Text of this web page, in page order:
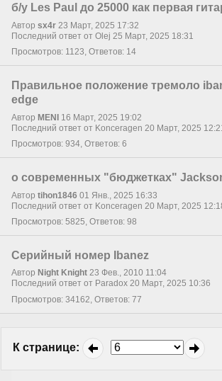
б/у Les Paul до 25000 как первая
Автор sx4r 23 Март, 2025 17:32
Последний ответ от Olej 25 Март, 2025 18:31
Просмотров: 1123, Ответов: 14
Правильное положение тремоло
edge
Автор MENI 16 Март, 2025 19:02
Последний ответ от Konceragen 20 Март, 2025
Просмотров: 934, Ответов: 6
о современных "бюджетках"
Автор tihon1846 01 Янв., 2025 16:33
Последний ответ от Konceragen 20 Март, 2025
Просмотров: 5825, Ответов: 98
Серийный номер Ibanez
Автор Night Knight 23 Фев., 2010 11:04
Последний ответ от Paradox 20 Март, 2025 10:36
Просмотров: 34162, Ответов: 77
К странице: